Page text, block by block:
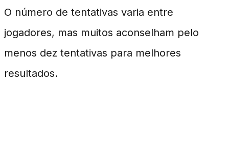
O número de tentativas varia entre
jogadores, mas muitos aconselham pelo
menos dez tentativas para melhores
resultados.